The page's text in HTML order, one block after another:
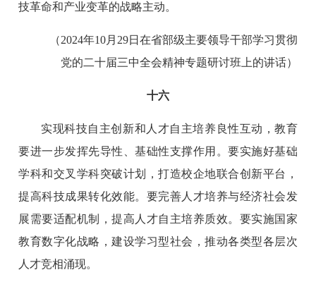
技革命和产业变革的战略主动。
（2024年10月29日在省部级主要领导干部学习贯彻
党的二十届三中全会精神专题研讨班上的讲话）
十六
实现科技自主创新和人才自主培养良性互动，教育
要进一步发挥先导性、基础性支撑作用。要实施好基础
学科和交叉学科突破计划，打造校企地联合创新平台，
提高科技成果转化效能。要完善人才培养与经济社会发
展需要适配机制，提高人才自主培养质效。要实施国家
教育数字化战略，建设学习型社会，推动各类型各层次
人才竞相涌现。